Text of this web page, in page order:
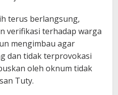
terus berlangsung,
verifikasi terhadap warga
mengimbau agar
dan tidak terprovokasi
oleh oknum tidak
Tuty.